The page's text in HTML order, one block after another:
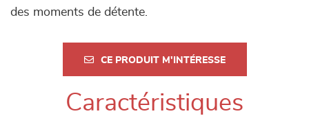
des moments de détente.
CE PRODUIT M'INTÉRESSE
Caractéristiques